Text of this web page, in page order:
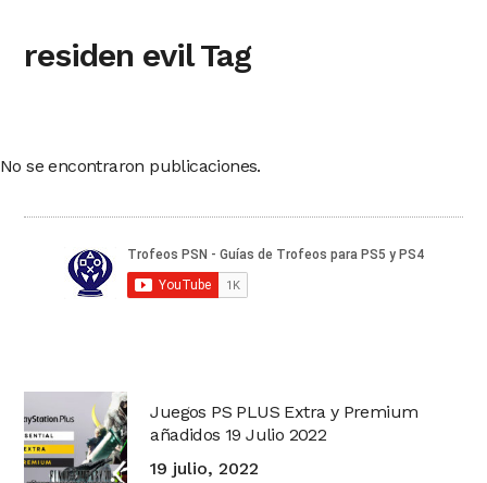
residen evil Tag
No se encontraron publicaciones.
Juegos PS PLUS Extra y Premium
añadidos 19 Julio 2022
19 julio, 2022